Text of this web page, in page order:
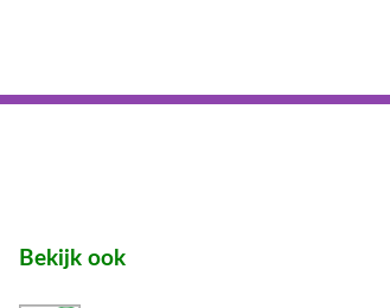
Bekijk ook